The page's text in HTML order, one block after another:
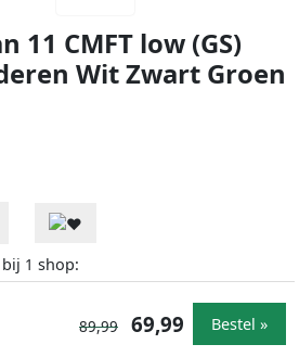
11 CMFT low (GS)
Wit Zwart Groen
bij 1 shop:
89,99 69,99 Bestel »